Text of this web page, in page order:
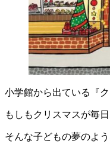
小学館から出ている『ク
もしもクリスマスが毎
そんな子どもの夢のよ